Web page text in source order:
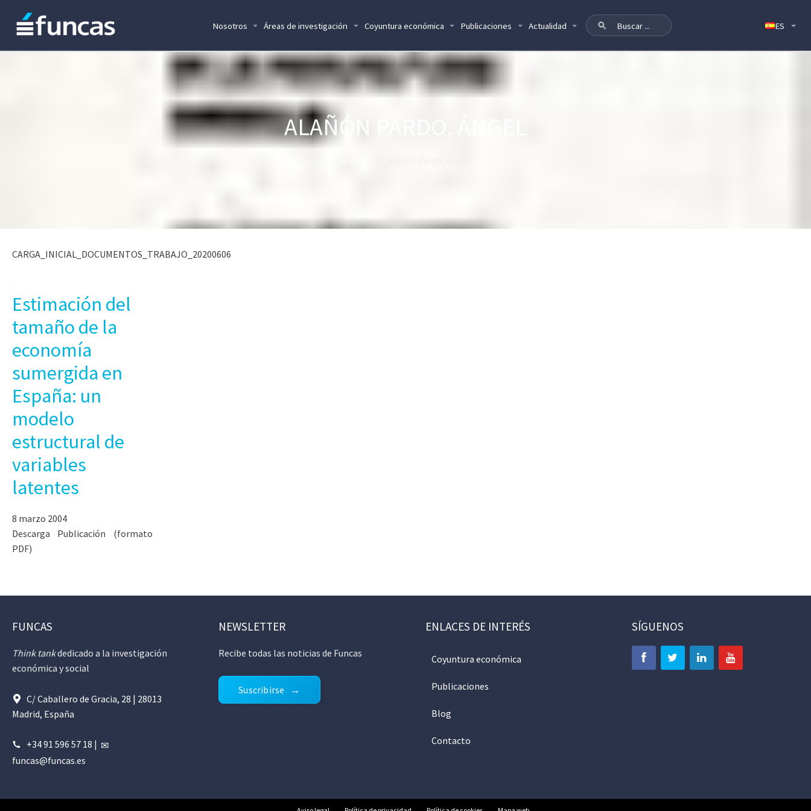
Nosotros Áreas de investigación Coyuntura económica Publicaciones Actualidad
ALAÑÓN PARDO, ÁNGEL
CARGA_INICIAL_DOCUMENTOS_TRABAJO_20200606
Estimación del
tamaño de la
economía
sumergida en
España: un
modelo
estructural de
variables
latentes
8 marzo 2004
Descarga Publicación (formato
PDF)
FUNCAS
Think tankdedicado a la investigación
económica y social
C/ Caballero de Gracia, 28 | 28013
Madrid, España
+34 91 596 57 18 |
funcas@funcas.es
NEWSLETTER
Recibe todas las noticias de Funcas
Suscribirse
ENLACES DE INTERÉS
Coyuntura económica
Publicaciones
Blog
Contacto
SÍGUENOS